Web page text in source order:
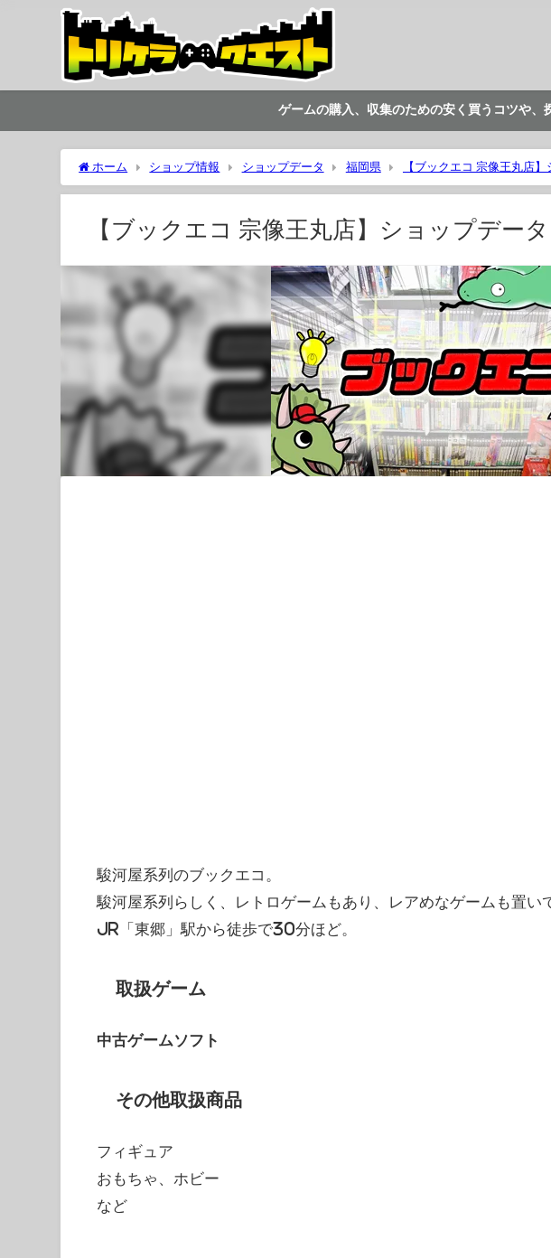
ゲームの購入、収集のための安く買うコツや、
ホーム ショップ情報 ショップデータ 福岡県 【ブックエコ 宗像王丸店
【ブックエコ 宗像王丸店】ショップデータ
駿河屋系列のブックエコ。
駿河屋系列らしく、レトロゲームもあり、レアめなゲームも置い
JR「東郷」駅から徒歩で30分ほど。
取扱ゲーム
中古ゲームソフト
その他取扱商品
フィギュア
おもちゃ、ホビー
など